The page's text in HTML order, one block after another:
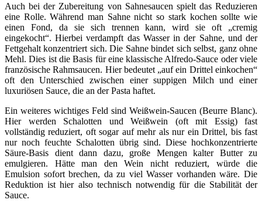
Auch bei der Zubereitung von Sahnesaucen spielt das Reduzieren
eine Rolle. Während man Sahne nicht so stark kochen sollte wie
einen Fond, da sie sich trennen kann, wird sie oft „cremig
eingekocht“. Hierbei verdampft das Wasser in der Sahne, und der
Fettgehalt konzentriert sich. Die Sahne bindet sich selbst, ganz ohne
Mehl. Dies ist die Basis für eine klassische Alfredo-Sauce oder viele
französische Rahmsaucen. Hier bedeutet „auf ein Drittel einkochen“
oft den Unterschied zwischen einer suppigen Milch und einer
luxuriösen Sauce, die an der Pasta haftet.
Ein weiteres wichtiges Feld sind Weißwein-Saucen (Beurre Blanc).
Hier werden Schalotten und Weißwein (oft mit Essig) fast
vollständig reduziert, oft sogar auf mehr als nur ein Drittel, bis fast
nur noch feuchte Schalotten übrig sind. Diese hochkonzentrierte
Säure-Basis dient dann dazu, große Mengen kalter Butter zu
emulgieren. Hätte man den Wein nicht reduziert, würde die
Emulsion sofort brechen, da zu viel Wasser vorhanden wäre. Die
Reduktion ist hier also technisch notwendig für die Stabilität der
Sauce.